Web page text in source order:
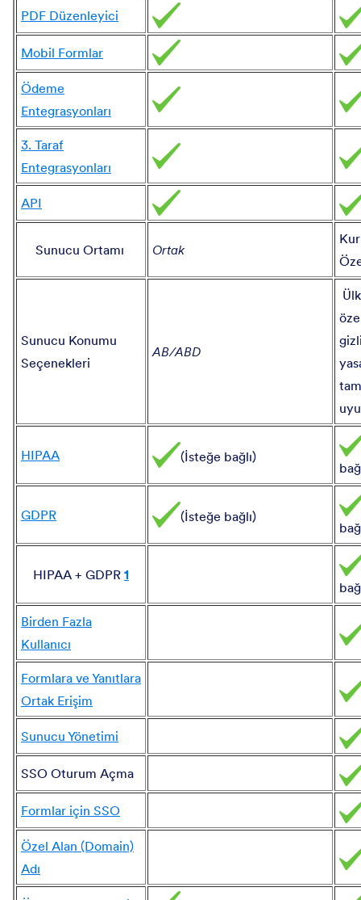
PDF Düzenleyici
Mobil Formlar
Ödeme
Entegrasyonları
3. Taraf
Entegrasyonları
API
Sunucu Ortamı Ortak
Sunucu Konumu
Seçenekleri
AB/ABD
tam
HIPAA (İsteğe bağlı)
GDPR (İsteğe bağlı)
HIPAA + GDPR 1
Birden Fazla
Kullanıcı
Formlara ve Yanıtlara
Ortak Erişim
Sunucu Yönetimi
SSO Oturum Açma
Formlar için SSO
Özel Alan (Domain)
Adı